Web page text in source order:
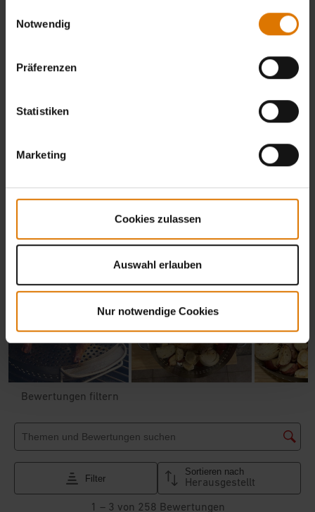
Notwendig
Präferenzen
Statistiken
Marketing
Cookies zulassen
Auswahl erlauben
Nur notwendige Cookies